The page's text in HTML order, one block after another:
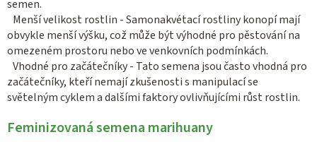
semen.
Menší velikost rostlin - Samonakvétací rostliny konopí mají
obvykle menší výšku, což může být výhodné pro pěstování na
omezeném prostoru nebo ve venkovních podmínkách.
Vhodné pro začátečníky - Tato semena jsou často vhodná pro
začátečníky, kteří nemají zkušenosti s manipulací se
světelným cyklem a dalšími faktory ovlivňujícími růst rostlin.
Feminizovaná semena marihuany